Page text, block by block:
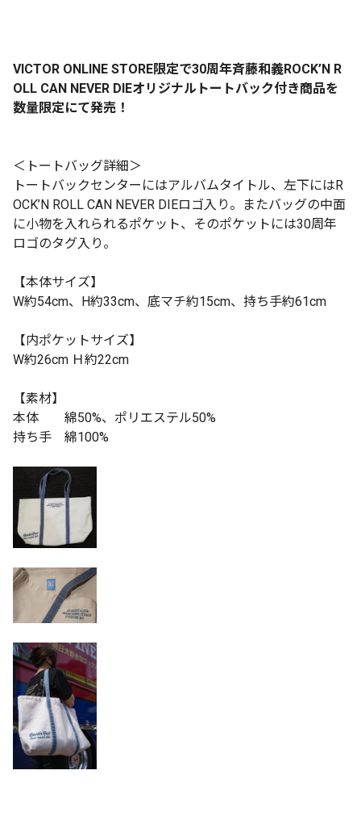
VICTOR ONLINE STORE限定で30周年斉藤和義ROCK’N R
OLL CAN NEVER DIEオリジナルトートバック付き商品を
数量限定にて発売！
＜トートバッグ詳細＞
トートバックセンターにはアルバムタイトル、左下にはR
OCK’N ROLL CAN NEVER DIEロゴ入り。またバッグの中面
に小物を入れられるポケット、そのポケットには30周年
ロゴのタグ入り。
【本体サイズ】
W約54cm、 H約33cm、底マチ約15cm、持ち手約61cm
【内ポケットサイズ】
W約26cm Ｈ約22cm
【素材】
本体 綿50%、ポリエステル50%
持ち手 綿100%